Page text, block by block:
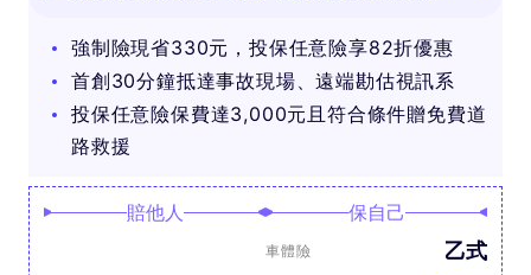
強制險現省330元，投保任意險享82折優惠
首創30分鐘抵達事故現場、遠端勘估視訊系
投保任意險保費達3,000元且符合條件贈免費道
路救援
賠他人 保自己
車體險 乙式